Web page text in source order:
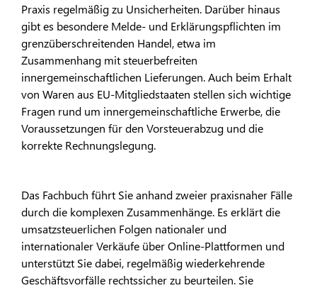
Praxis regelmäßig zu Unsicherheiten. Darüber hinaus
gibt es besondere Melde- und Erklärungspflichten im
grenzüberschreitenden Handel, etwa im
Zusammenhang mit steuerbefreiten
innergemeinschaftlichen Lieferungen. Auch beim Erhalt
von Waren aus EU-Mitgliedstaaten stellen sich wichtige
Fragen rund um innergemeinschaftliche Erwerbe, die
Voraussetzungen für den Vorsteuerabzug und die
korrekte Rechnungslegung.
Das Fachbuch führt Sie anhand zweier praxisnaher Fälle
durch die komplexen Zusammenhänge. Es erklärt die
umsatzsteuerlichen Folgen nationaler und
internationaler Verkäufe über Online-Plattformen und
unterstützt Sie dabei, regelmäßig wiederkehrende
Geschäftsvorfälle rechtssicher zu beurteilen. Sie